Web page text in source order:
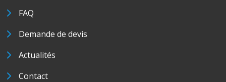
FAQ
Demande de devis
Actualités
Contact